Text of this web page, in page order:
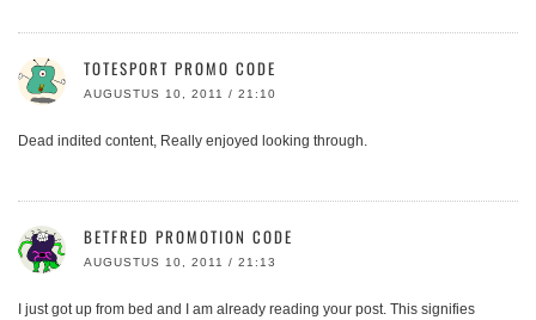
TOTESPORT PROMO CODE
AUGUSTUS 10, 2011 / 21:10
Dead indited content, Really enjoyed looking through.
BETFRED PROMOTION CODE
AUGUSTUS 10, 2011 / 21:13
I just got up from bed and I am already reading your post. This signifies